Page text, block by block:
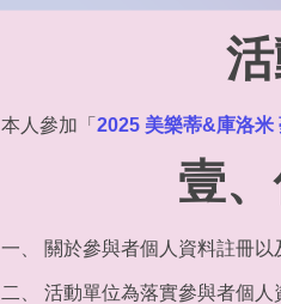
本人參加「 2025 美樂蒂&庫洛米
壹
一、 關於參與者個人資料註冊以
二、 活動單位為落實參與者個